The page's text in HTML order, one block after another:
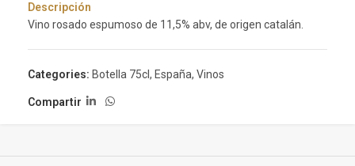
Descripción
Vino rosado espumoso de 11,5% abv, de origen catalán.
Categories: Botella 75cl, España, Vinos
Compartir